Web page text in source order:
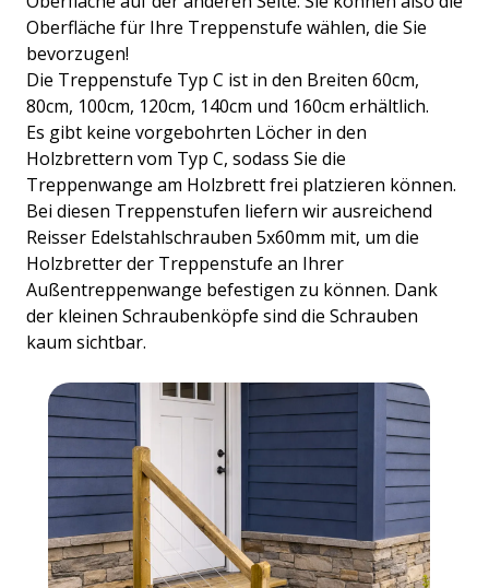
Oberfläche für Ihre Treppenstufe wählen, die Sie
bevorzugen!
Die Treppenstufe Typ C ist in den Breiten 60cm,
80cm, 100cm, 120cm, 140cm und 160cm erhältlich.
Es gibt keine vorgebohrten Löcher in den
Holzbrettern vom Typ C, sodass Sie die
Treppenwange am Holzbrett frei platzieren können.
Bei diesen Treppenstufen liefern wir ausreichend
Reisser Edelstahlschrauben 5x60mm mit, um die
Holzbretter der Treppenstufe an Ihrer
Außentreppenwange befestigen zu können. Dank
der kleinen Schraubenköpfe sind die Schrauben
kaum sichtbar.